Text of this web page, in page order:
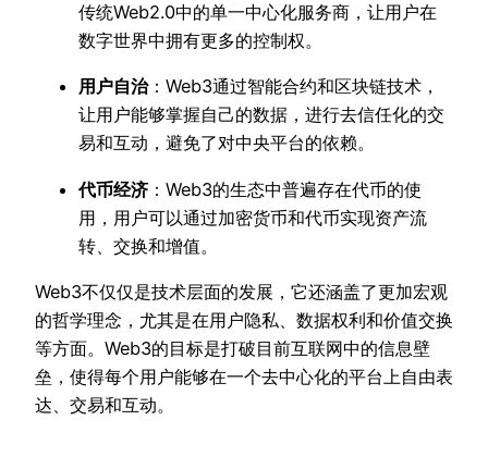
传统Web2.0中的单一中心化服务商，让用户在
数字世界中拥有更多的控制权。
用户自治：Web3通过智能合约和区块链技术，
让用户能够掌握自己的数据，进行去信任化的交
易和互动，避免了对中央平台的依赖。
代币经济：Web3的生态中普遍存在代币的使
用，用户可以通过加密货币和代币实现资产流
转、交换和增值。
Web3不仅仅是技术层面的发展，它还涵盖了更加宏观
的哲学理念，尤其是在用户隐私、数据权利和价值交换
等方面。Web3的目标是打破目前互联网中的信息壁
垒，使得每个用户能够在一个去中心化的平台上自由表
达、交易和互动。